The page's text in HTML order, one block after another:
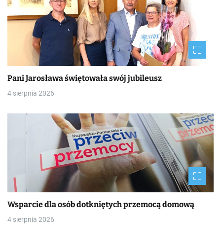
Pani Jarosława świętowała swój jubileusz
4 sierpnia 2026
Wsparcie dla osób dotkniętych przemocą domową
4 sierpnia 2026